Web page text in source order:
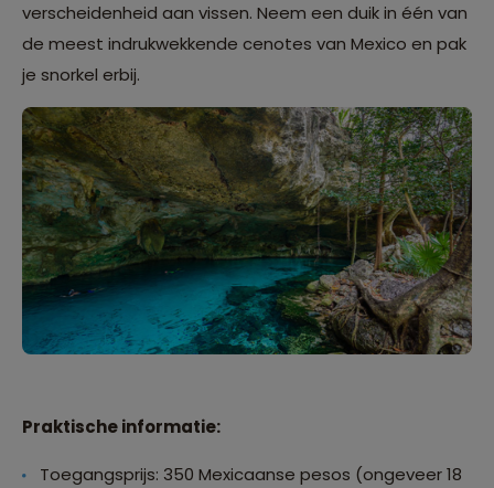
verscheidenheid aan vissen. Neem een duik in één van
de meest indrukwekkende cenotes van Mexico en pak
je snorkel erbij.
Praktische informatie:
Toegangsprijs: 350 Mexicaanse pesos (ongeveer 18